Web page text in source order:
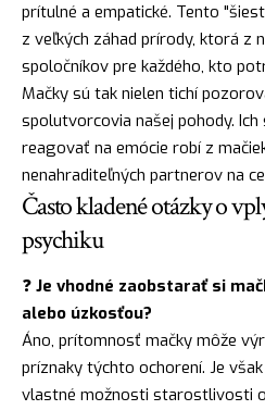
prítulné a empatické. Tento
z veľkých záhad prírody, ktorá z
spoločníkov pre každého, kto
Mačky sú tak nielen tichí
spolutvorcovia našej pohody.
reagovať na emócie robí z
nenahraditeľných partnerov na
Často kladené otázky o
psychiku
❓ Je vhodné zaobstarať si
alebo úzkosťou?
Áno, prítomnosť mačky môže
príznaky týchto ochorení. Je
vlastné možnosti starostlivosti